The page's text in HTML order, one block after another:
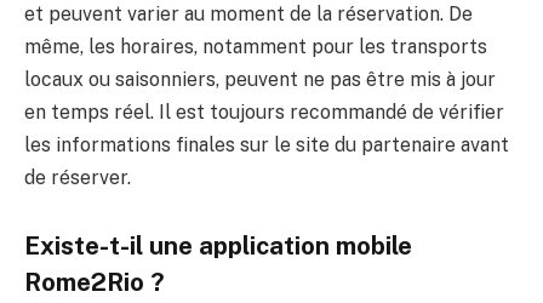
et peuvent varier au moment de la réservation. De
même, les horaires, notamment pour les transports
locaux ou saisonniers, peuvent ne pas être mis à jour
en temps réel. Il est toujours recommandé de vérifier
les informations finales sur le site du partenaire avant
de réserver.
Existe-t-il une application mobile
Rome2Rio ?